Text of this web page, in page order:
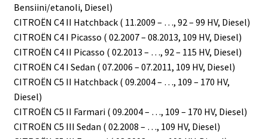
Bensiini/etanoli, Diesel)
CITROËN C4 II Hatchback ( 11.2009 – …, 92 – 99 HV, Diesel)
CITROËN C4 I Picasso ( 02.2007 – 08.2013, 109 HV, Diesel)
CITROËN C4 II Picasso ( 02.2013 – …, 92 – 115 HV, Diesel)
CITROËN C4 I Sedan ( 07.2006 – 07.2011, 109 HV, Diesel)
CITROËN C5 II Hatchback ( 09.2004 – …, 109 – 170 HV,
Diesel)
CITROËN C5 II Farmari ( 09.2004 – …, 109 – 170 HV, Diesel)
CITROËN C5 III Sedan ( 02.2008 – …, 109 HV, Diesel)